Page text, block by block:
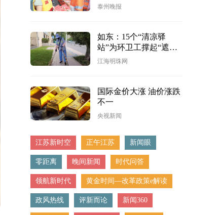
泰州晚报
如东：15个“清凉驿
站”为环卫工撑起“遮阳
伞”
江海明珠网
国际金价大涨 油价涨跌
不一
央视新闻
江苏新时空 正午江苏 新闻眼
零距离 晚间新闻 时代问答
领航新时代 黄金时间—改革政策e解读
政风热线 评新而论 新闻360